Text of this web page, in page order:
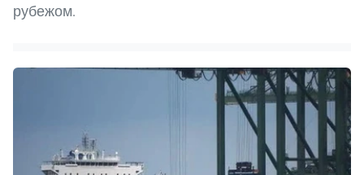
рубежом.